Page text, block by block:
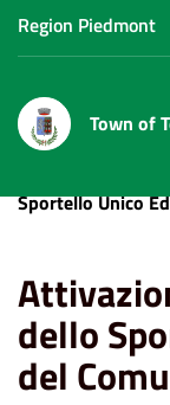
Region Piedmont
Town of
Sportello Unico
dello
del